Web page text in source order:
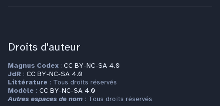
Droits d'auteur
Magnus Codex : CC BY-NC-SA 4.0
JdR : CC BY-NC-SA 4.0
Littérature : Tous droits réservés
Modèle : CC BY-NC-SA 4.0
Autres espaces de nom : Tous droits réservés